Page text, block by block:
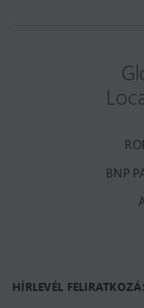
BNP
HÍRLEVÉL